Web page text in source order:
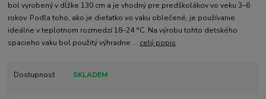
bol vyrobený v dĺžke 130 cm a je vhodný pre predškolákov vo veku 3–6
rokov. Podľa toho, ako je dieťatko vo vaku oblečené, je používanie
ideálne v teplotnom rozmedzí 18–24 °C. Na výrobu tohto detského
spacieho vaku bol použitý výhradne ... celý popis
Dostupnosť SKLADEM